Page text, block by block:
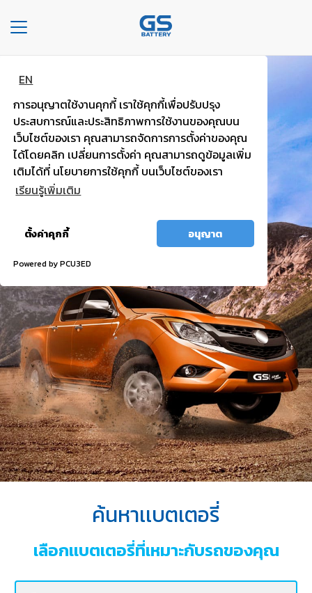
EN
การอนุญาตใช้งานคุกกี้ เราใช้คุกกี้เพื่อปรับปรุง
ประสบการณ์และประสิทธิภาพการใช้งานของคุณบน
เว็บไซต์ของเรา คุณสามารถจัดการการตั้งค่าของคุณ
ได้โดยคลิก เปลี่ยนการตั้งค่า คุณสามารถดูข้อมูลเพิ่ม
เติมได้ที่ นโยบายการใช้คุกกี้ บนเว็บไซต์ของเรา
เรียนรู้เพิ่มเติม
ตั้งค่าคุกกี้ อนุญาต
Powered by PCU3ED
Toggle
navigation
หน้า
หลัก
องค์กร
ประเภท
รถยนต์
เภท
เต
อรี่
บริการ
ของ
เรา
ค้นหา
ร้าน
แบตเตอรี่
ข่าว
เเละ
กิจกรรม
กับ
แบตพลังอึด
รถกระบะ รถตู้
ไฟแรง มั่นใจ กำลังไฟสตาร์ทสูง
ค้นหาเเบตเตอรี่
เลือกเเบตเตอรี่ที่เหมาะกับรถของคุณ